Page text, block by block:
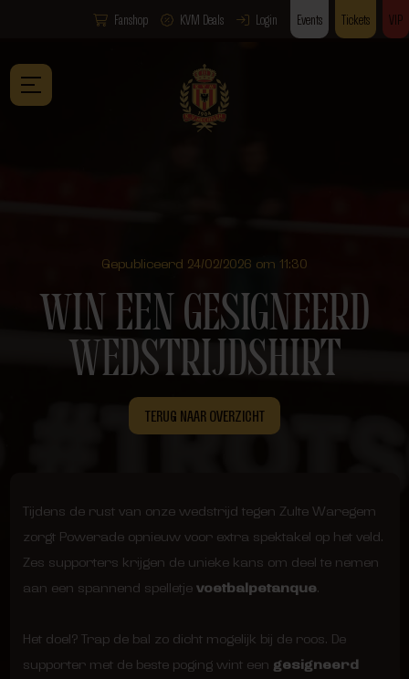
Fanshop KVM Deals Login Events Tickets VIP
Gepubliceerd 24/02/2026 om 11:30
WIN EEN GESIGNEERD
WEDSTRIJDSHIRT
TERUG NAAR OVERZICHT
Tijdens de rust van onze wedstrijd tegen Zulte Waregem
zorgt Powerade opnieuw voor extra spektakel op het veld.
Zes supporters krijgen de unieke kans om deel te nemen
aan een spannend spelletje voetbalpetanque.
Het doel? Trap de bal zo dicht mogelijk bij de roos. De
supporter met de beste poging wint een gesigneerd